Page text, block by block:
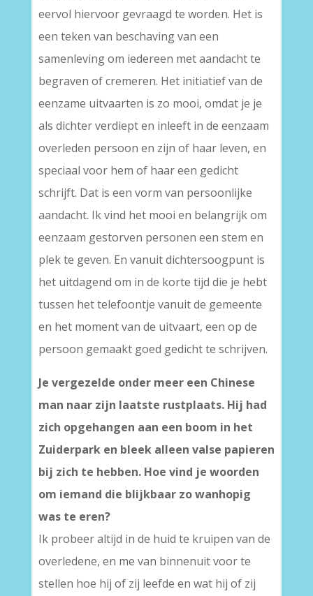
eervol hiervoor gevraagd te worden. Het is
een teken van beschaving van een
samenleving om iedereen met aandacht te
begraven of cremeren. Het initiatief van de
eenzame uitvaarten is zo mooi, omdat je je
als dichter verdiept en inleeft in de eenzaam
overleden persoon en zijn of haar leven, en
speciaal voor hem of haar een gedicht
schrijft. Dat is een vorm van persoonlijke
aandacht. Ik vind het mooi en belangrijk om
eenzaam gestorven personen een stem en
plek te geven. En vanuit dichtersoogpunt is
het uitdagend om in de korte tijd die je hebt
tussen het telefoontje vanuit de gemeente
en het moment van de uitvaart, een op de
persoon gemaakt goed gedicht te schrijven.
Je vergezelde onder meer een Chinese
man naar zijn laatste rustplaats. Hij had
zich opgehangen aan een boom in het
Zuiderpark en bleek alleen valse papieren
bij zich te hebben. Hoe vind je woorden
om iemand die blijkbaar zo wanhopig
was te eren?
Ik probeer altijd in de huid te kruipen van de
overledene, en me van binnenuit voor te
stellen hoe hij of zij leefde en wat hij of zij